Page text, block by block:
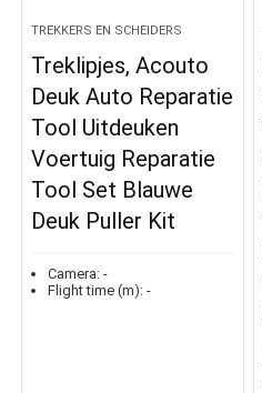
TREKKERS EN SCHEIDERS
Treklipjes, Acouto
Deuk Auto Reparatie
Tool Uitdeuken
Voertuig Reparatie
Tool Set Blauwe
Deuk Puller Kit
Camera: -
Flight time (m): -